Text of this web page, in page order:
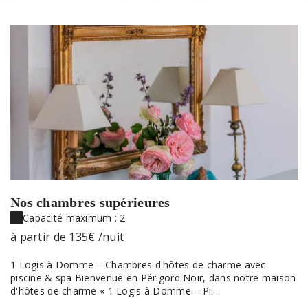
Nos chambres supérieures
Capacité maximum : 2
à partir de 135€ /nuit
1 Logis à Domme – Chambres d'hôtes de charme avec
piscine & spa Bienvenue en Périgord Noir, dans notre maison
d'hôtes de charme « 1 Logis à Domme – Pi...